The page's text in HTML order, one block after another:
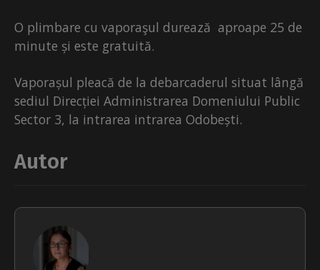
O plimbare cu vaporaşul durează aproape 25 de
minute și este gratuită.
Vaporașul pleacă de la debarcaderul situat lângă
sediul Direcției Administrarea Domeniului Public
Sector 3, la intrarea intrarea Odobești.
Autor